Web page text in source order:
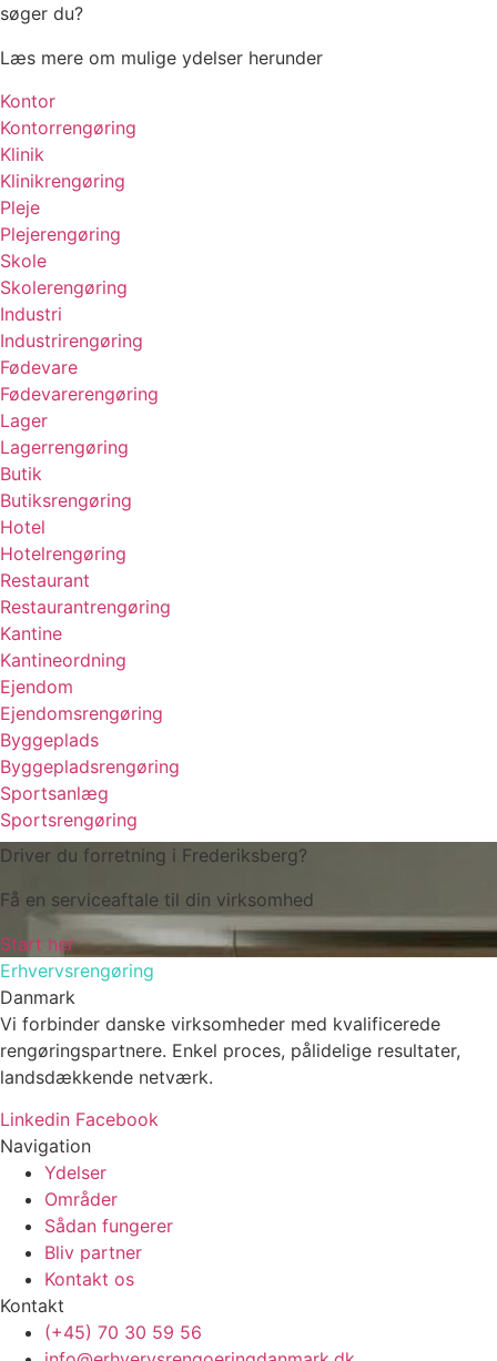
søger du?
Læs mere om mulige ydelser herunder
Kontor
Kontorrengøring
Klinik
Klinikrengøring
Pleje
Plejerengøring
Skole
Skolerengøring
Industri
Industrirengøring
Fødevare
Fødevarerengøring
Lager
Lagerrengøring
Butik
Butiksrengøring
Hotel
Hotelrengøring
Restaurant
Restaurantrengøring
Kantine
Kantineordning
Ejendom
Ejendomsrengøring
Byggeplads
Byggepladsrengøring
Sportsanlæg
Sportsrengøring
Driver du forretning i Frederiksberg?
Få en serviceaftale til din virksomhed
Start her
Erhvervsrengøring
Danmark
Vi forbinder danske virksomheder med kvalificerede
rengøringspartnere. Enkel proces, pålidelige resultater,
landsdækkende netværk.
Linkedin Facebook
Navigation
Ydelser
Områder
Sådan fungerer
Bliv partner
Kontakt os
Kontakt
(+45) 70 30 59 56